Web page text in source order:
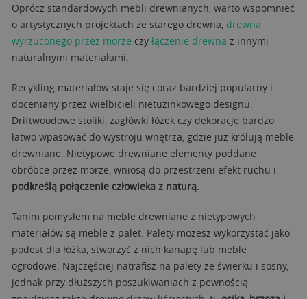
Oprócz standardowych mebli drewnianych, warto wspomnieć
o artystycznych projektach ze starego drewna, drewna
wyrzuconego przez morze czy łączenie drewna z innymi
naturalnymi materiałami.
Recykling materiałów staje się coraz bardziej popularny i
doceniany przez wielbicieli nietuzinkowego designu.
Driftwoodowe stoliki, zagłówki łóżek czy dekoracje bardzo
łatwo wpasować do wystroju wnętrza, gdzie już królują meble
drewniane. Nietypowe drewniane elementy poddane
obróbce przez morze, wniosą do przestrzeni efekt ruchu i
podkreślą połączenie człowieka z naturą.
Tanim pomysłem na meble drewniane z nietypowych
materiałów są meble z palet. Palety możesz wykorzystać jako
podest dla łóżka, stworzyć z nich kanapę lub meble
ogrodowe. Najczęściej natrafisz na palety ze świerku i sosny,
jednak przy dłuższych poszukiwaniach z pewnością